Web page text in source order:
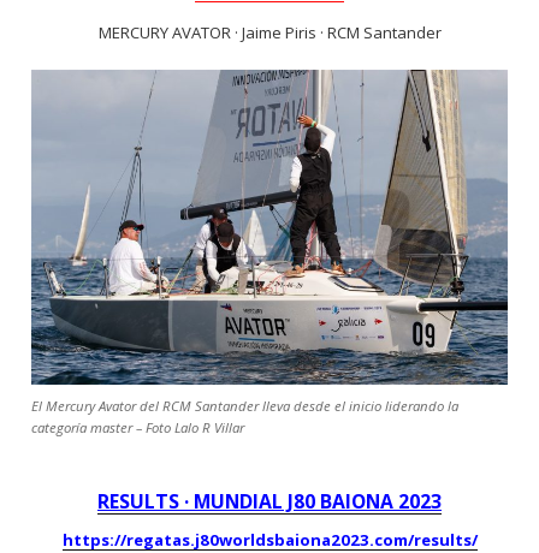
MERCURY AVATOR · Jaime Piris · RCM Santander
El Mercury Avator del RCM Santander lleva desde el inicio liderando la
categoría master – Foto Lalo R Villar
RESULTS · MUNDIAL J80 BAIONA 2023
https://regatas.j80worldsbaiona2023.com/results/